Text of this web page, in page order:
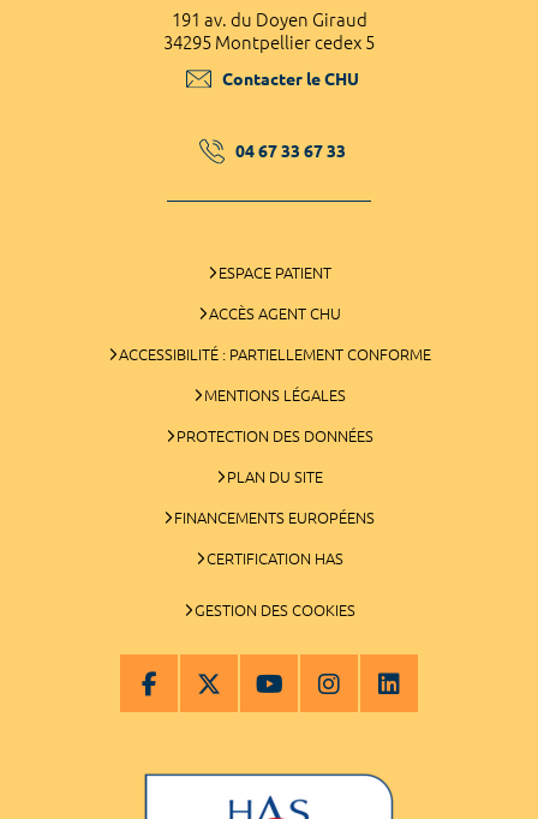
191 av. du Doyen Giraud
34295 Montpellier cedex 5
Contacter le CHU
04 67 33 67 33
ESPACE PATIENT
ACCÈS AGENT CHU
ACCESSIBILITÉ : PARTIELLEMENT CONFORME
MENTIONS LÉGALES
PROTECTION DES DONNÉES
PLAN DU SITE
FINANCEMENTS EUROPÉENS
CERTIFICATION HAS
GESTION DES COOKIES